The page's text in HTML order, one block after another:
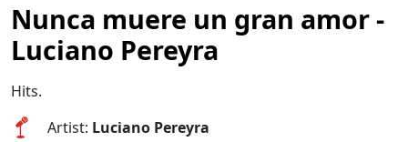
Nunca muere un gran amor -
Luciano Pereyra
Hits.
Artist: Luciano Pereyra